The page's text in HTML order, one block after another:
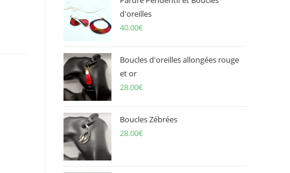
d'oreilles
40.00€
Boucles d'oreilles allongées rouge
et or
28.00€
Boucles Zébrées
28.00€